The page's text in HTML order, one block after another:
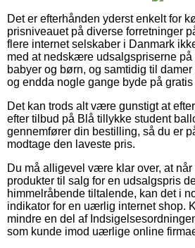
Det er efterhånden yderst enkelt for
prisniveauet på diverse forretninger
flere internet selskaber i Danmark
med at nedskære udsalgspriserne på
babyer og børn, og samtidig til
og endda nogle gange byde på gratis
Det kan trods alt være gunstigt at
efter tilbud på Blå tillykke student
gennemfører din bestilling, så du er
modtage den laveste pris.
Du må alligevel være klar over, at
produkter til salg for en udsalgspris
himmelråbende tiltalende, kan det i
indikator for en uærlig internet shop.
mindre en del af
som kunde imod uærlige online